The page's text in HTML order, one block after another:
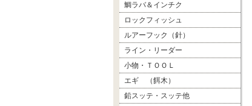
鯛ラバ＆インチク
ロックフィッシュ
ルアーフック（針）
ライン・リーダー
小物・ＴＯＯＬ
エギ （餌木）
鉛スッテ・スッテ他